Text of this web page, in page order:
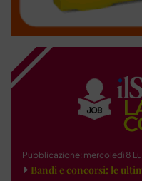
Pubblicazione: mercoledì 8
Bandi e concorsi: le